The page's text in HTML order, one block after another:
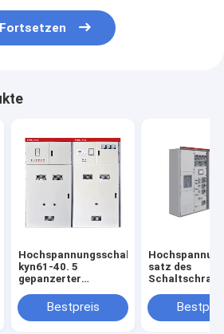
Fortsetzen
Hochspannungsschaltschrank
kyn61-40. 5
gepanzerter
mittlerer
Hochspannungsschaltschrank
Bestpreis
satz des
elektrischen